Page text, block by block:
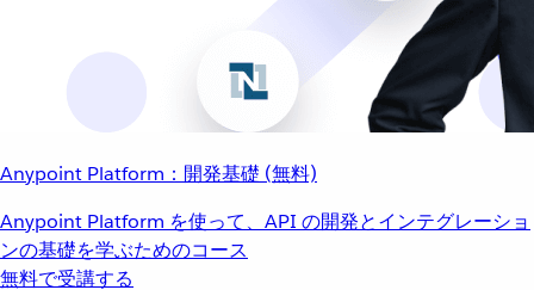
Anypoint Platform：開発基礎 (無料)
Anypoint Platform を使って、API の開発とインテグレーショ
ンの基礎を学ぶためのコース
無料で受講する